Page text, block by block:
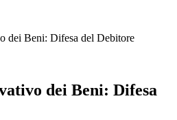
dei Beni: Difesa del Debitore
dei Beni: Difesa